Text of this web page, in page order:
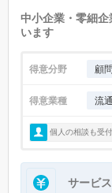
中小企業・零細
います
得意分野 顧
得意業種 流
個人の相談も受
サービ